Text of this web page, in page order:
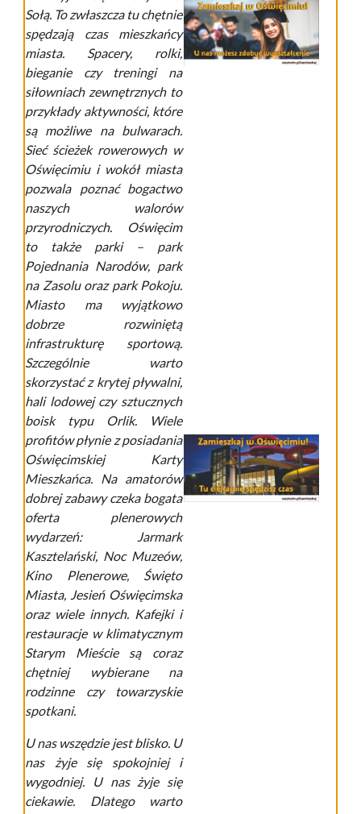
Sołą. To zwłaszcza tu chętnie
spędzają czas mieszkańcy
miasta. Spacery, rolki,
bieganie czy treningi na
siłowniach zewnętrznych to
przykłady aktywności, które
są możliwe na bulwarach.
Sieć ścieżek rowerowych w
Oświęcimiu i wokół miasta
pozwala poznać bogactwo
naszych walorów
przyrodniczych. Oświęcim
to także parki – park
Pojednania Narodów, park
na Zasolu oraz park Pokoju.
Miasto ma wyjątkowo
dobrze rozwiniętą
infrastrukturę sportową.
Szczególnie warto
skorzystać z krytej pływalni,
hali lodowej czy sztucznych
boisk typu Orlik. Wiele
profitów płynie z posiadania
Oświęcimskiej Karty
Mieszkańca. Na amatorów
dobrej zabawy czeka bogata
oferta plenerowych
wydarzeń: Jarmark
Kasztelański, Noc Muzeów,
Kino Plenerowe, Święto
Miasta, Jesień Oświęcimska
oraz wiele innych. Kafejki i
restauracje w klimatycznym
Starym Mieście są coraz
chętniej wybierane na
rodzinne czy towarzyskie
spotkani.
U nas wszędzie jest blisko. U
nas żyje się spokojniej i
wygodniej. U nas żyje się
ciekawie. Dlatego warto